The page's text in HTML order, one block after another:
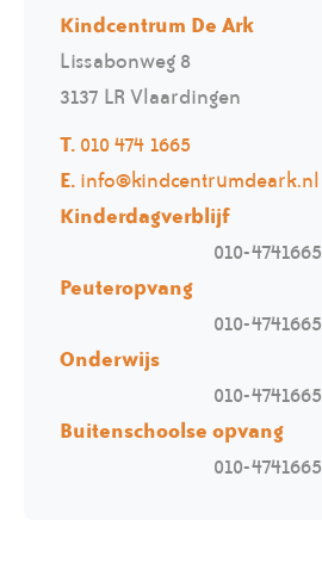
Kindcentrum De Ark
Lissabonweg 8
3137 LR Vlaardingen
T. 010 474 1665
E. info@kindcentrumdeark.nl
Kinderdagverblijf
010-4741665
Peuteropvang
010-4741665
Onderwijs
010-4741665
Buitenschoolse opvang
010-4741665